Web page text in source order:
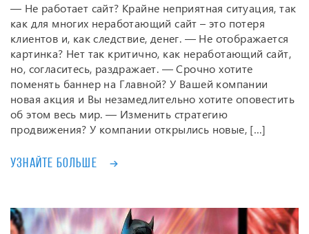
— Не работает сайт? Крайне неприятная ситуация, так
как для многих неработающий сайт – это потеря
клиентов и, как следствие, денег. — Не отображается
картинка? Нет так критично, как неработающий сайт,
но, согласитесь, раздражает. — Срочно хотите
поменять баннер на Главной? У Вашей компании
новая акция и Вы незамедлительно хотите оповестить
об этом весь мир. — Изменить стратегию
продвижения? У компании открылись новые, […]
Узнайте больше